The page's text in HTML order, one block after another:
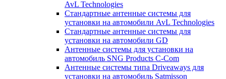
AvL Technologies
Стандартные антенные системы для
установки на автомобили AvL Technologies
Стандартные антенные системы для
установки на автомобили GD
Антенные системы для установки на
автомобиль SNG Products C-Com
Антенные системы типа Driveaways для
установки на автомобиль Satmisson